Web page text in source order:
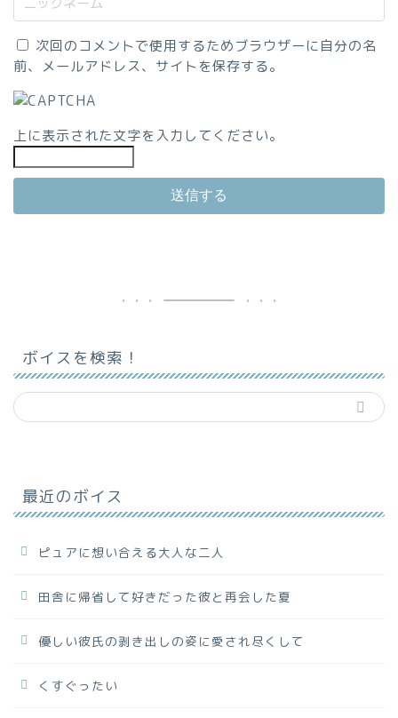
次回のコメントで使用するためブラウザーに自分の名
前、メールアドレス、サイトを保存する。
上に表示された文字を入力してください。
ボイスを検索！
最近のボイス
ピュアに想い合える大人な二人
田舎に帰省して好きだった彼と再会した夏
優しい彼氏の剥き出しの姿に愛され尽くして
くすぐったい